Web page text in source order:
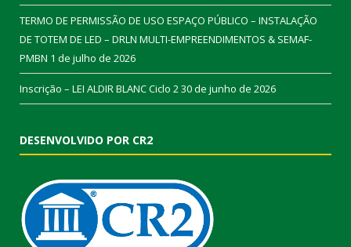
TERMO DE PERMISSÃO DE USO ESPAÇO PÚBLICO – INSTALAÇÃO
DE TOTEM DE LED – DRLN MULTI-EMPREENDIMENTOS & SEMAF-
PMBN 1 de julho de 2026
Inscrição – LEI ALDIR BLANC Ciclo 230 de junho de 2026
DESENVOLVIDO POR CR2